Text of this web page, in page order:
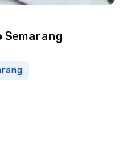
Semarang